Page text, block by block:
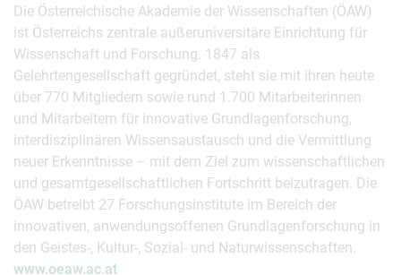
Die Österreichische Akademie der Wissenschaften (ÖAW)
ist Österreichs zentrale außeruniversitäre Einrichtung für
Wissenschaft und Forschung. 1847 als
Gelehrtengesellschaft gegründet, steht sie mit ihren heute
über 770 Mitgliedern sowie rund 1.700 Mitarbeiterinnen
und Mitarbeitern für innovative Grundlagenforschung,
interdisziplinären Wissensaustausch und die Vermittlung
neuer Erkenntnisse – mit dem Ziel zum wissenschaftlichen
und gesamtgesellschaftlichen Fortschritt beizutragen. Die
ÖAW betreibt 27 Forschungsinstitute im Bereich der
innovativen, anwendungsoffenen Grundlagenforschung in
den Geistes-, Kultur-, Sozial- und Naturwissenschaften.
www.oeaw.ac.at